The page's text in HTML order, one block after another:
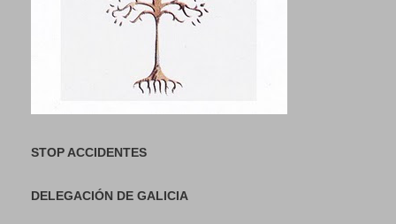
STOP ACCIDENTES
DELEGACIÓN DE GALICIA